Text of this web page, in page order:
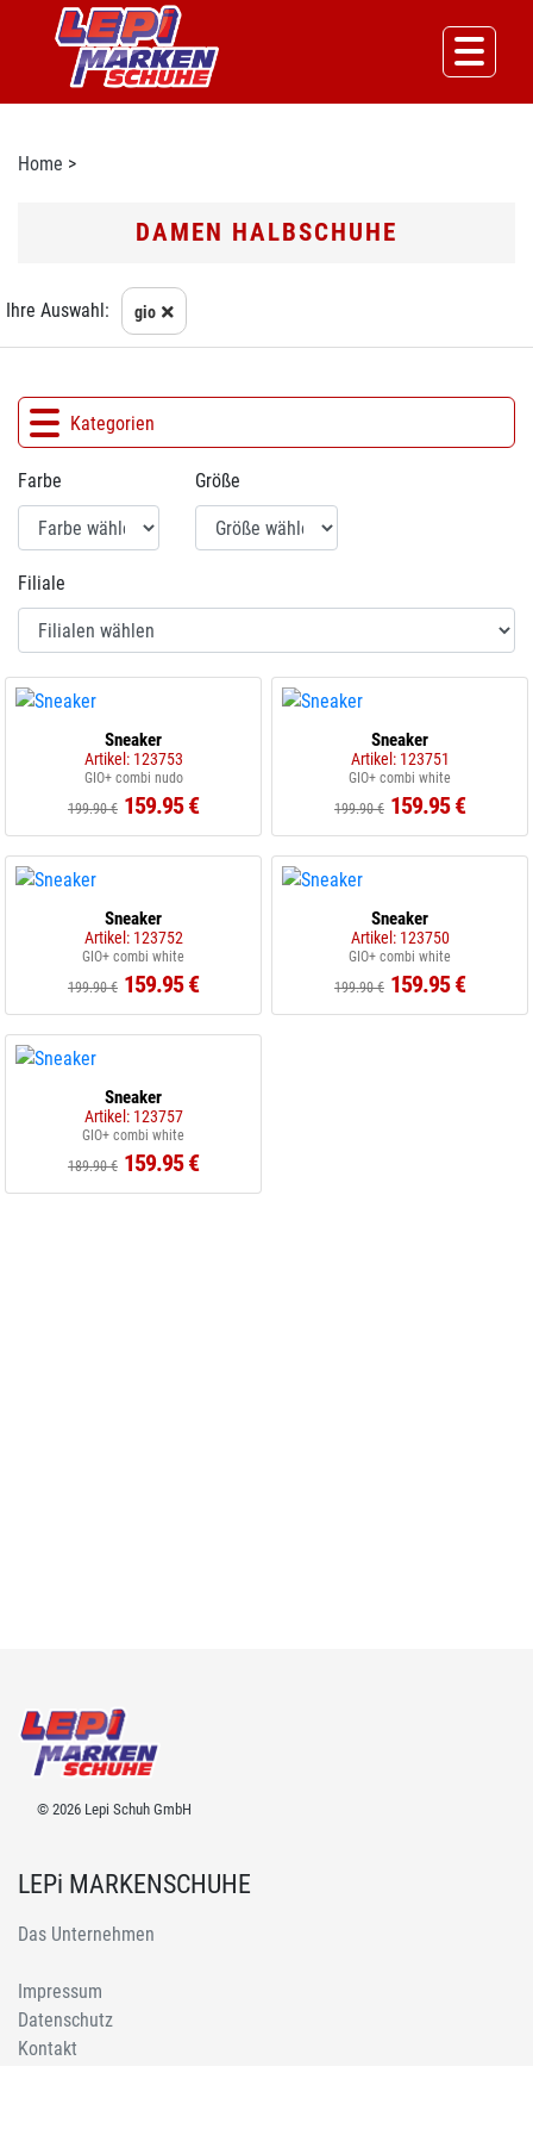
Home >
DAMEN HALBSCHUHE
Ihre Auswahl: gio
Kategorien
Farbe Größe
Filiale
Sneaker
Artikel: 123753
GIO+ combi nudo
199.90 € 159.95 €
Sneaker
Artikel: 123751
GIO+ combi white
199.90 € 159.95 €
Sneaker
Artikel: 123752
GIO+ combi white
199.90 € 159.95 €
Sneaker
Artikel: 123750
GIO+ combi white
199.90 € 159.95 €
Sneaker
Artikel: 123757
GIO+ combi white
189.90 € 159.95 €
© 2026 Lepi Schuh GmbH
LEPi MARKENSCHUHE
Das Unternehmen
Impressum
Datenschutz
Kontakt